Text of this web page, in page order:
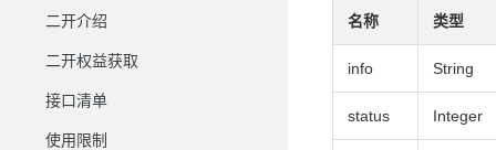
二开介绍
二开权益获取
接口清单
使用限制
名称 类型
info String
status Integer